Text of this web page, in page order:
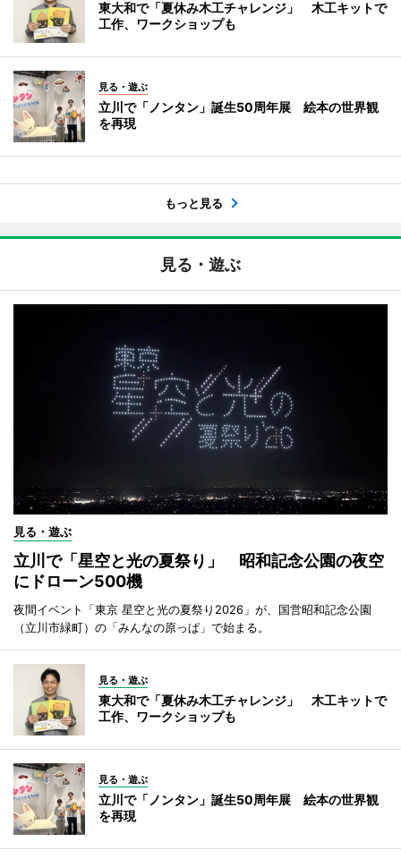
東大和で「夏休み木工チャレンジ」 木工キットで
工作、ワークショップも
見る・遊ぶ
立川で「ノンタン」誕生50周年展 絵本の世界観
を再現
もっと見る
見る・遊ぶ
見る・遊ぶ
立川で「星空と光の夏祭り」 昭和記念公園の夜空
にドローン500機
夜間イベント「東京 星空と光の夏祭り2026」が、国営昭和記念公園
（立川市緑町）の「みんなの原っぱ」で始まる。
見る・遊ぶ
東大和で「夏休み木工チャレンジ」 木工キットで
工作、ワークショップも
見る・遊ぶ
立川で「ノンタン」誕生50周年展 絵本の世界観
を再現